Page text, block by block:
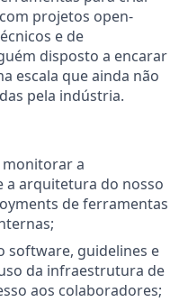
projetos open-
e de
disposto a encarar
escala que ainda não
pela indústria.
monitorar a
a arquitetura do nosso
de ferramentas
software, guidelines e
da infraestrutura de
aos colaboradores;